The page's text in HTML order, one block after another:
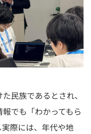
民族であるとされ、
でも「わかってもら
際には、年代や地